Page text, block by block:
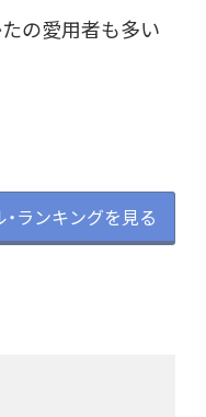
の愛用者も多い
ランキングを見る